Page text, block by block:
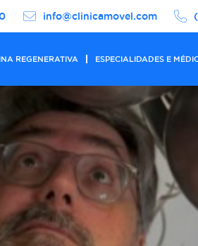
info@clinicamovel.com
REGENERATIVA ESPECIALIDADES E